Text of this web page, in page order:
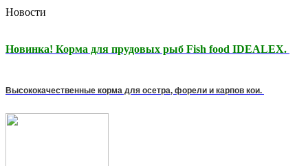
Новости
Новинка! Корма для прудовых рыб Fish food IDEALEX.
Высококачественные корма для осетра, форели и карпов кои.